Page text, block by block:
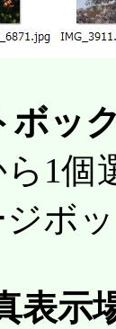
ボッ
ら1
ボ
表